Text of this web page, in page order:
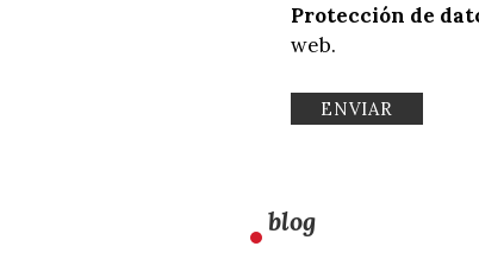
Protección de
web.
blog